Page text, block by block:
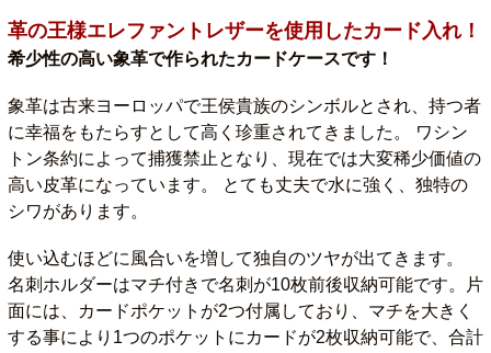
革の王様エレファントレザーを使用したカード入れ！
希少性の高い象革で作られたカードケースです！
象革は古来ヨーロッパで王侯貴族のシンボルとされ、持つ者
に幸福をもたらすとして高く珍重されてきました。 ワシン
トン条約によって捕獲禁止となり、現在では大変稀少価値の
高い皮革になっています。 とても丈夫で水に強く、独特の
シワがあります。
使い込むほどに風合いを増して独自のツヤが出てきます。
名刺ホルダーはマチ付きで名刺が10枚前後収納可能です。片
面には、カードポケットが2つ付属しており、マチを大きく
する事により1つのポケットにカードが2枚収納可能で、合計